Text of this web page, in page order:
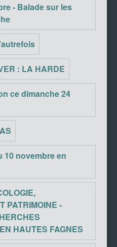
- Balade sur les
: LA HARDE
ce dimanche 24
10 novembre en
PATRIMOINE -
HAUTES FAGNES